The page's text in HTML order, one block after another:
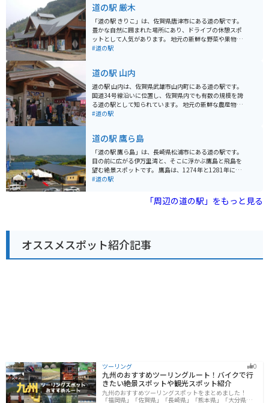
道の駅 厳木
「道の駅 きりこ」は、佐賀県唐津市にある道の駅です。
豊かな自然に囲まれた場所にあり、ドライブの休憩スポ
ットとして人気があります。 地元の新鮮な野菜や果物が
販売されている直売所は、道の駅 きりこの目玉の一つで
る際は、広々とした駐車場があるので安心です。道の駅
きりこは、佐賀県の自然を感じながら、ゆったりと休憩
できる場所です。
#道の駅
道の駅 山内
道の駅 山内は、佐賀県武雄市山内町にある道の駅です。
国道34号線沿いに位置し、佐賀県内でも有数の規模を誇
る道の駅として知られています。 地元の新鮮な農産物が
人気で、特に山内町産のゆずを使った加工品はおすすめ
ンでは、地元産の食材を使った料理を楽しむことができ
ます。 バイクで訪れる場合、道の駅には広い駐車場が完
備されているので安心です。ツーリングの休憩スポット
としても最適です。道の駅周辺には、温泉施設や宿泊施
設もあるので、ゆっくりと観光を楽しむこともできま
す。 道の駅 山内は、地元の特産品やグルメ、観光情報を
やツーリングの際には、ぜひ立ち寄ってみてください。
#道の駅
道の駅 鷹ら島
「道の駅 鷹ら島」は、長崎県松浦市にある道の駅です。
目の前に広がる伊万里湾と、そこに浮かぶ鷹島と飛島を
望む絶景スポットです。 鷹島は、1274年と1281年に元
寇があった場所として知られており、道の駅の周辺に
売する直売所や、鷹島産の食材を使った料理を提供する
周辺は海岸線が続く風光明媚な道が多く、ツーリングに
も最適です。 鷹島は、新鮮な魚介類が有名で、道の駅で
も購入することができます。特におすすめは、タイやヒ
#道の駅
「周辺の道の駅」をもっと見る
オススメスポット紹介記事
ツーリング 0
九州のおすすめツーリングルート！バイクで行
きたい絶景スポットや観光スポット紹介
九州のおすすめツーリングスポットをまとめました！
「福岡県」「佐賀県」「長崎県」「熊本県」「大分県」